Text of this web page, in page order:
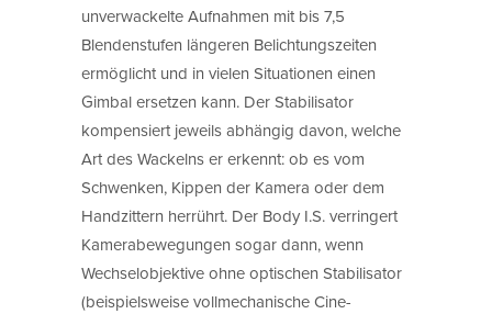
unverwackelte Aufnahmen mit bis 7,5
Blendenstufen längeren Belichtungszeiten
ermöglicht und in vielen Situationen einen
Gimbal ersetzen kann. Der Stabilisator
kompensiert jeweils abhängig davon, welche
Art des Wackelns er erkennt: ob es vom
Schwenken, Kippen der Kamera oder dem
Handzittern herrührt. Der Body I.S. verringert
Kamerabewegungen sogar dann, wenn
Wechselobjektive ohne optischen Stabilisator
(beispielsweise vollmechanische Cine-